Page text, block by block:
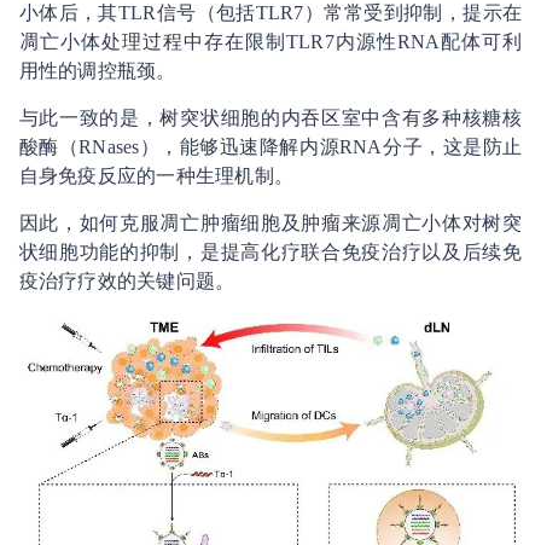
小体后，其TLR信号（包括TLR7）常常受到抑制，提示在
凋亡小体处理过程中存在限制TLR7内源性RNA配体可利
用性的调控瓶颈。
与此一致的是，树突状细胞的内吞区室中含有多种核糖核
酸酶（RNases），能够迅速降解内源RNA分子，这是防止
自身免疫反应的一种生理机制。
因此，如何克服凋亡肿瘤细胞及肿瘤来源凋亡小体对树突
状细胞功能的抑制，是提高化疗联合免疫治疗以及后续免
疫治疗疗效的关键问题。